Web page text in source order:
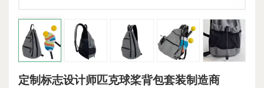
定制标志设计师匹克球桨背包套装制造商